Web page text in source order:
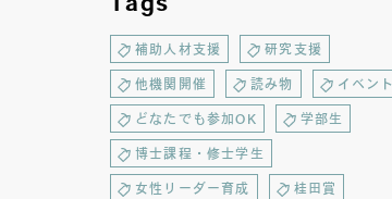
補助人材支援 研究支援
他機関開催 読み物 イベント
どなたでも参加OK 学部生
博士課程・修士学生
女性リーダー育成 桂田賞